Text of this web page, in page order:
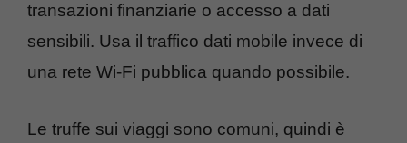
transazioni finanziarie o accesso a dati
sensibili. Usa il traffico dati mobile invece di
una rete Wi-Fi pubblica quando possibile.
Le truffe sui viaggi sono comuni, quindi è